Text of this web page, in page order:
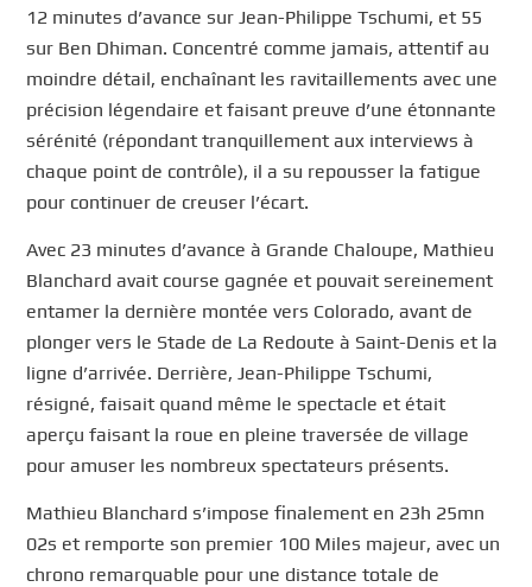
12 minutes d’avance sur Jean-Philippe Tschumi, et 55
sur Ben Dhiman. Concentré comme jamais, attentif au
moindre détail, enchaînant les ravitaillements avec une
précision légendaire et faisant preuve d’une étonnante
sérénité (répondant tranquillement aux interviews à
chaque point de contrôle), il a su repousser la fatigue
pour continuer de creuser l’écart.
Avec 23 minutes d’avance à Grande Chaloupe, Mathieu
Blanchard avait course gagnée et pouvait sereinement
entamer la dernière montée vers Colorado, avant de
plonger vers le Stade de La Redoute à Saint-Denis et la
ligne d’arrivée. Derrière, Jean-Philippe Tschumi,
résigné, faisait quand même le spectacle et était
aperçu faisant la roue en pleine traversée de village
pour amuser les nombreux spectateurs présents.
Mathieu Blanchard s’impose finalement en 23h 25mn
02s et remporte son premier 100 Miles majeur, avec un
chrono remarquable pour une distance totale de